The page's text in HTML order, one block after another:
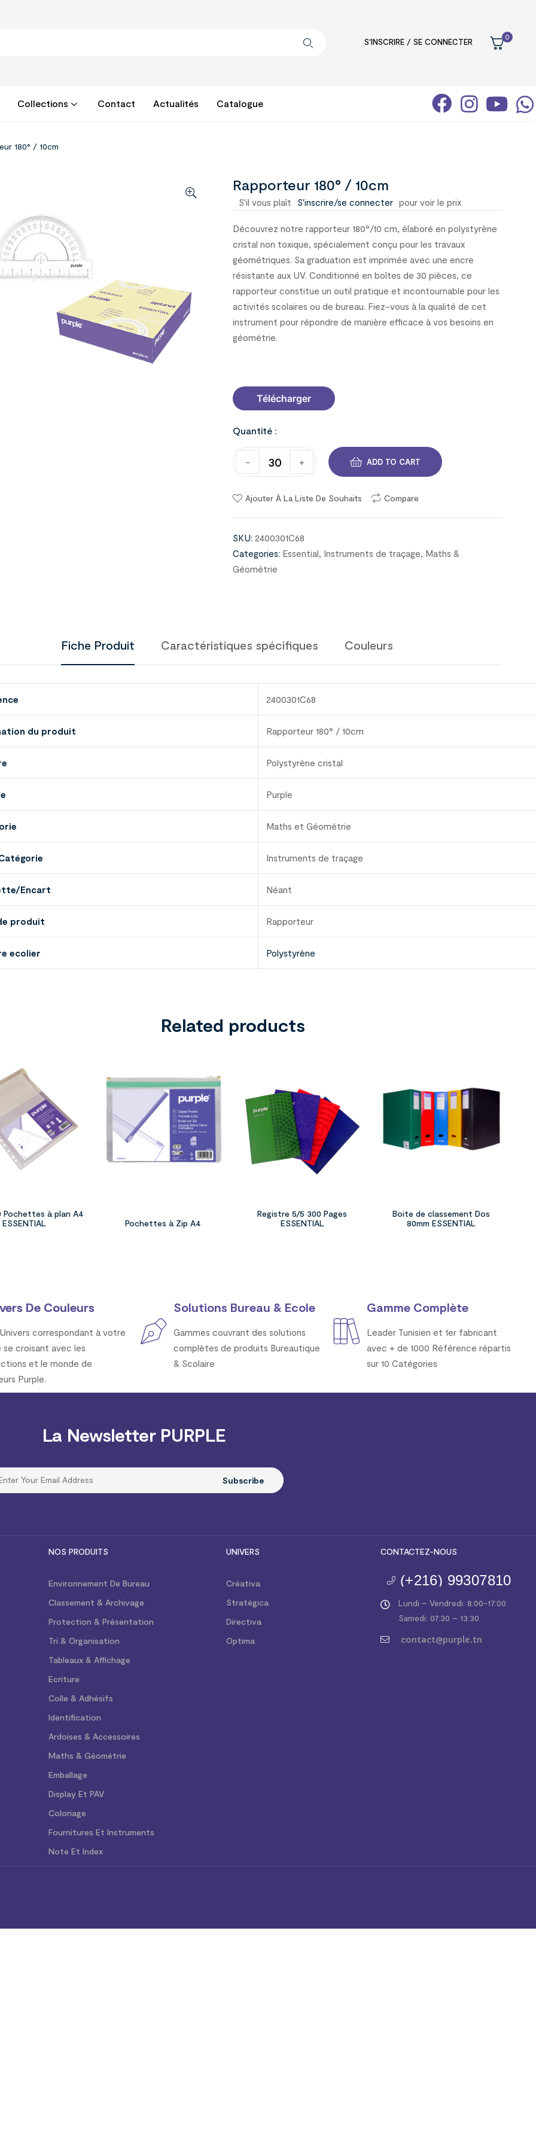
S'INSCRIRE / SE CONNECTER
0
Collections Contact Actualités Catalogue
180° / 10cm
Rapporteur 180° / 10cm
S'il vous plaît S'inscrire/se connecter pour voir le prix
Découvrez notre rapporteur 180°/10 cm, élaboré en polystyrène
cristal non toxique, spécialement conçu pour les travaux
géométriques. Sa graduation est imprimée avec une encre
résistante aux UV. Conditionné en boîtes de 30 pièces, ce
rapporteur constitue un outil pratique et incontournable pour les
activités scolaires ou de bureau. Fiez-vous à la qualité de cet
instrument pour répondre de manière efficace à vos besoins en
géométrie.
Télécharger
Quantité :
- + ADD TO CART
Ajouter À La Liste De Souhaits Compare
SKU: 2400301C68
Categories: Essential, Instruments de traçage, Maths &
Géométrie
Fiche Produit Caractéristiques spécifiques Couleurs
2400301C68
du produit Rapporteur 180° / 10cm
Polystyrène cristal
Purple
Maths et Géométrie
Instruments de traçage
Encart Néant
produit Rapporteur
ecolier Polystyrène
Related products
Pochettes à plan A4
ESSENTIAL
Pochettes à Zip A4
Registre 5/5 300 Pages
ESSENTIAL
Boite de classement Dos
80mm ESSENTIAL
De Couleurs
correspondant à votre
se croisant avec les
et le monde de
Purple.
Solutions Bureau & Ecole
Gammes couvrant des solutions
complètes de produits Bureautique
& Scolaire
Gamme Complète
Leader Tunisien et 1er fabricant
avec + de 1000 Référence répartis
sur 10 Catégories
La Newsletter PURPLE
Subscribe
NOS PRODUITS
Environnement De Bureau
Classement & Archivage
Protection & Présentation
Tri & Organisation
Tableaux & Affichage
Ecriture
Colle & Adhésifs
Identification
Ardoises & Accessoires
Maths & Géométrie
Emballage
Display Et PAV
Coloriage
Fournitures Et Instruments
Note Et Index
UNIVERS
Créativa
Stratégica
Directiva
Optima
CONTACTEZ-NOUS
(+216) 99307810
Lundi – Vendredi: 8:00-17:00
Samedi: 07:30 – 13:30
contact@purple.tn